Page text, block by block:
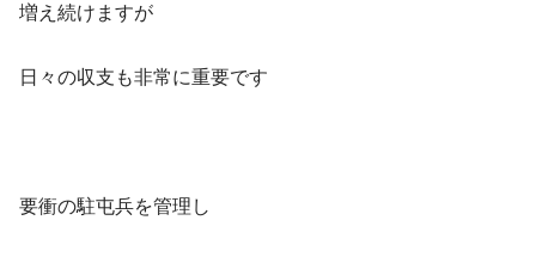
増え続けますが
日々の収支も非常に重要です
要衝の駐屯兵を管理し